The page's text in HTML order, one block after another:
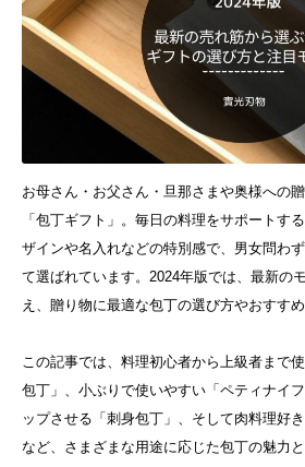
お母さん・お父さん・旦那さまや奥様への
「包丁ギフト」。毎日の料理をサポートす
ザインや名入れなどの特別感で、男女問わ
て選ばれています。2024年版では、最新の
え、贈り物に最適な包丁の選び方やおすす
この記事では、料理初心者から上級者まで
包丁」、小ぶりで使いやすい「ペティナイ
ップさせる「刺身包丁」、そして肉料理好
など、さまざまな用途に応じた包丁の魅力